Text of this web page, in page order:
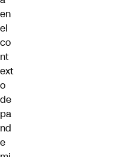
en
el
co
nt
ext
o
de
pa
nd
e